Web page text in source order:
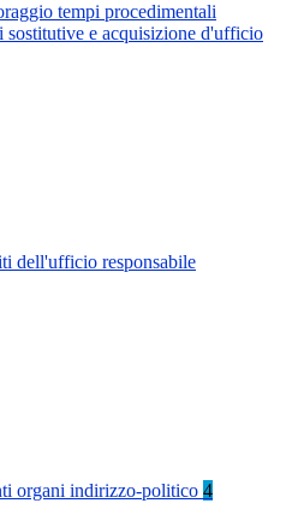
tempi procedimentali
sostitutive e acquisizione d'ufficio
dell'ufficio responsabile
organi indirizzo-politico 4